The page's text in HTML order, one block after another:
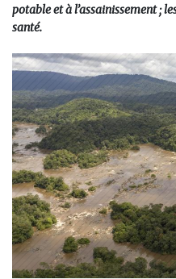
potable et à l’assainissement ;
santé.